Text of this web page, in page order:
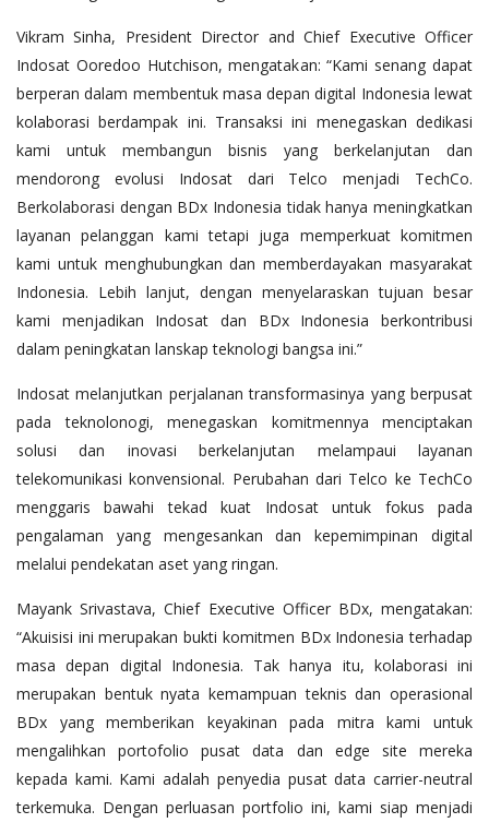
Vikram Sinha, President Director and Chief Executive Officer
Indosat Ooredoo Hutchison, mengatakan: “Kami senang dapat
berperan dalam membentuk masa depan digital Indonesia lewat
kolaborasi berdampak ini. Transaksi ini menegaskan dedikasi
kami untuk membangun bisnis yang berkelanjutan dan
mendorong evolusi Indosat dari Telco menjadi TechCo.
Berkolaborasi dengan BDx Indonesia tidak hanya meningkatkan
layanan pelanggan kami tetapi juga memperkuat komitmen
kami untuk menghubungkan dan memberdayakan masyarakat
Indonesia. Lebih lanjut, dengan menyelaraskan tujuan besar
kami menjadikan Indosat dan BDx Indonesia berkontribusi
dalam peningkatan lanskap teknologi bangsa ini.”
Indosat melanjutkan perjalanan transformasinya yang berpusat
pada teknolonogi, menegaskan komitmennya menciptakan
solusi dan inovasi berkelanjutan melampaui layanan
telekomunikasi konvensional. Perubahan dari Telco ke TechCo
menggaris bawahi tekad kuat Indosat untuk fokus pada
pengalaman yang mengesankan dan kepemimpinan digital
melalui pendekatan aset yang ringan.
Mayank Srivastava, Chief Executive Officer BDx, mengatakan:
“Akuisisi ini merupakan bukti komitmen BDx Indonesia terhadap
masa depan digital Indonesia. Tak hanya itu, kolaborasi ini
merupakan bentuk nyata kemampuan teknis dan operasional
BDx yang memberikan keyakinan pada mitra kami untuk
mengalihkan portofolio pusat data dan edge site mereka
kepada kami. Kami adalah penyedia pusat data carrier-neutral
terkemuka. Dengan perluasan portfolio ini, kami siap menjadi